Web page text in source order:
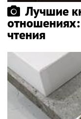
Лучшие
чтения